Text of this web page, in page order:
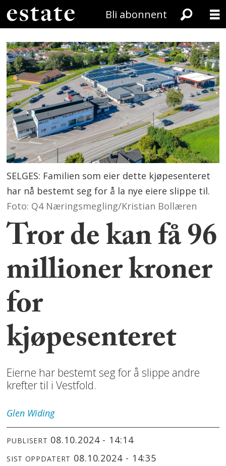
Bli abonnent
SELGES: Familien som eier dette kjøpesenteret
har nå bestemt seg for å la nye eiere slippe til.
Foto: Q4 Næringsmegling/Kristian Bollæren
Tror de kan få 96
millioner kroner
for
kjøpesenteret
Eierne har bestemt seg for å slippe andre
krefter til i Vestfold.
Glen Widing
PUBLISERT 08.10.2024 - 14:14
SIST OPPDATERT 08.10.2024 - 14:35